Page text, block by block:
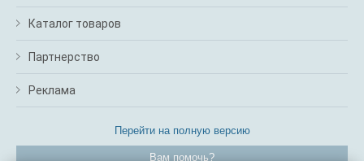
Каталог товаров
Партнерство
Реклама
Перейти на полную версию
Вам помочь?